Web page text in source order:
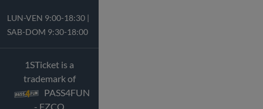
LUN-VEN 9:00-18:30 |
SAB-DOM 9:30-18:00
1STicket is a
trademark of
PASS4FUN
- FZCO